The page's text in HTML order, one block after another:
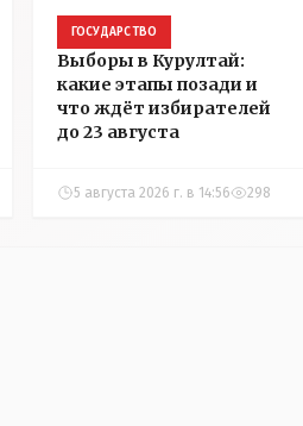
ГОСУДАРСТВО
Выборы в Курултай:
какие этапы позади и
что ждёт избирателей
до 23 августа
5 августа 2026 г. в 14:56 298